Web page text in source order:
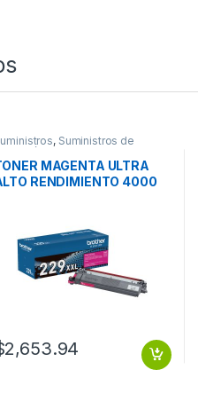
, Suministros de
Impresión
MAGENTA ULTRA
RENDIMIENTO 4000
2,653.94